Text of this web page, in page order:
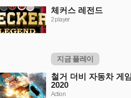
체커스 레전드
2 player
지금 플레이
철거 더비 자동차 게
2020
Action